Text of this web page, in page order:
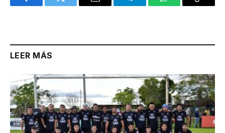
FacebookTwitter Email TelegramWhatsAppCopy
LEER MÁS